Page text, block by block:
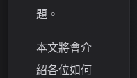
題。
本文將會介
紹各位如何